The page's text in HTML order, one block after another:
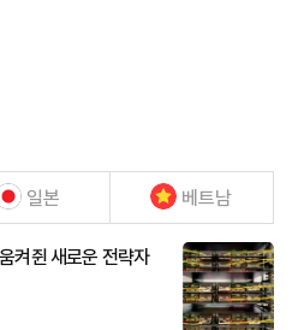
일본 베트남
켜쥔 새로운 전략자